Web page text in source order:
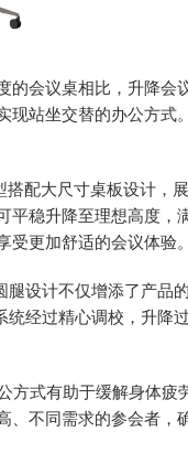
的会议桌相比，升降会
站坐交替的办公方式
配大尺寸桌板设计，
稳升降至理想高度，
更加舒适的会议体验。
设计不仅增添了产品
经过精心调校，升降
式有助于缓解身体疲
不同需求的参会者，